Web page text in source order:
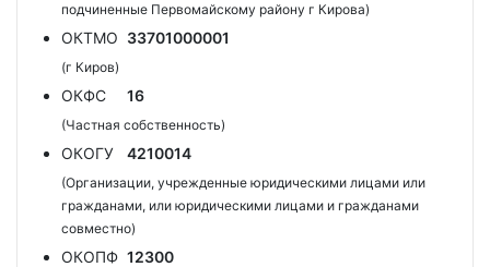
подчиненные Первомайскому району г Кирова)
ОКТМО 33701000001
(г Киров)
ОКФС 16
(Частная собственность)
ОКОГУ 4210014
(Организации, учрежденные юридическими лицами или
гражданами, или юридическими лицами и гражданами
совместно)
ОКОПФ 12300